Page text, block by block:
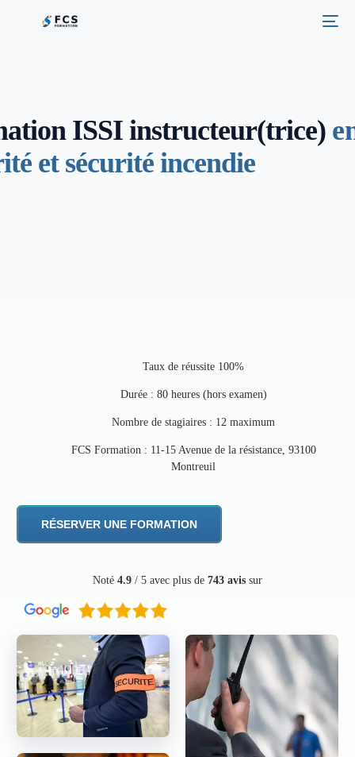
ISSI instructeur(trice)
et sécurité incendie
Taux de réussite 100%
Durée : 80 heures (hors examen)
Nombre de stagiaires : 12 maximum
FCS Formation : 11-15 Avenue de la résistance, 93100
Montreuil
RÉSERVER UNE FORMATION
Noté 4.9 / 5 avec plus de 743 avis sur